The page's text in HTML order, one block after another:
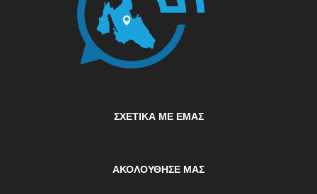
ΣΧΕΤΙΚΆ ΜΕ ΕΜΆΣ
ΑΚΟΛΟΥΘΗΣΕ ΜΑΣ